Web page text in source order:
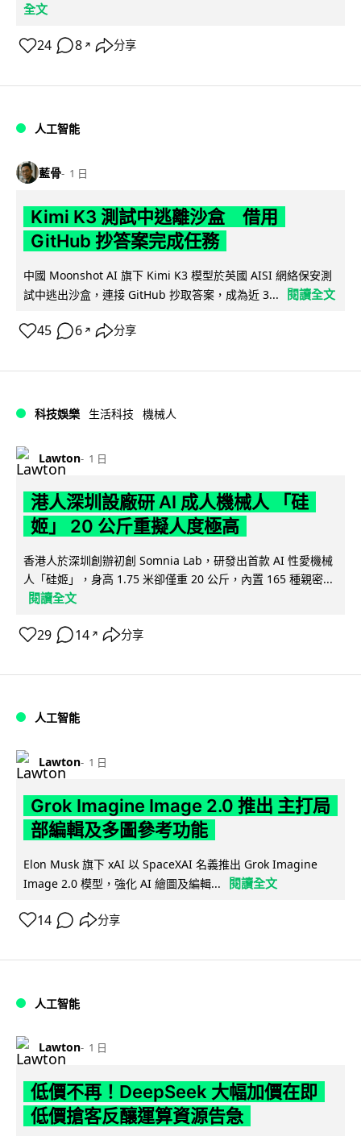
全文
24 8 ↗ 分享
人工智能
藍骨 1 日
Kimi K3 測試中逃離沙盒 借用
GitHub 抄答案完成任務
中國 Moonshot AI 旗下 Kimi K3 模型於英國 AISI 網絡保安測
試中逃出沙盒，連接 GitHub 抄取答案，成為近 3...
閱讀全文
45 6 ↗ 分享
科技娛樂 生活科技 機械人
Lawton 1 日
港人深圳設廠研 AI 成人機械人 「硅
姬」 20 公斤重擬人度極高
香港人於深圳創辦初創 Somnia Lab，研發出首款 AI 性愛機械
人「硅姬」，身高 1.75 米卻僅重 20 公斤，內置 165 種親密...
閱讀全文
29 14 ↗ 分享
人工智能
Lawton 1 日
Grok Imagine Image 2.0 推出 主打局
部編輯及多圖參考功能
Elon Musk 旗下 xAI 以 SpaceXAI 名義推出 Grok Imagine
Image 2.0 模型，強化 AI 繪圖及編輯...
閱讀全文
14 分享
人工智能
Lawton 1 日
低價不再！DeepSeek 大幅加價在即
低價搶客反釀運算資源告急